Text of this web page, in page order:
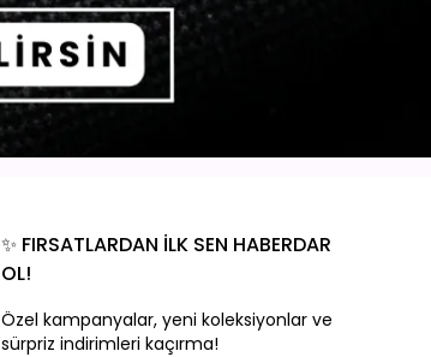
✨ FIRSATLARDAN İLK SEN HABERDAR
OL!
Özel kampanyalar, yeni koleksiyonlar ve
sürpriz indirimleri kaçırma!